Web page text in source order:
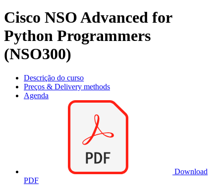
Cisco NSO Advanced for
Python Programmers
(NSO300)
Descrição do curso
Preços & Delivery methods
Agenda
Download
PDF